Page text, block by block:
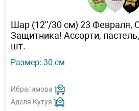
Шар (12''/30 см) 23 Февраля,
Защитника! Ассорти,
шт.
Размер: 30 см
Ибрагимова
Аделя Кутуя